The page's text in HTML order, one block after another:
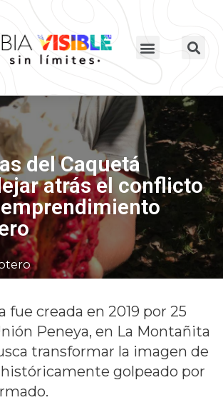
del Caquetá
atrás el conflicto
fue creada en 2019 por 25
Peneya, en La Montañita
transformar la imagen de
golpeado por